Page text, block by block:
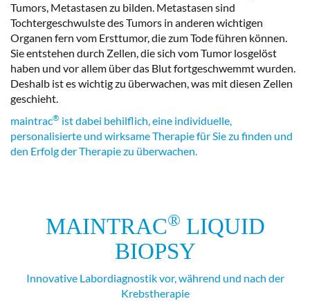
Tumors, Metastasen zu bilden. Metastasen sind
Tochtergeschwulste des Tumors in anderen wichtigen
Organen fern vom Ersttumor, die zum Tode führen können.
Sie entstehen durch Zellen, die sich vom Tumor losgelöst
haben und vor allem über das Blut fortgeschwemmt wurden.
Deshalb ist es wichtig zu überwachen, was mit diesen Zellen
geschieht.
maintrac® ist dabei behilflich, eine individuelle,
personalisierte und wirksame Therapie für Sie zu finden und
den Erfolg der Therapie zu überwachen.
MAINTRAC® LIQUID
BIOPSY
Innovative Labordiagnostik vor, während und nach der
Krebstherapie